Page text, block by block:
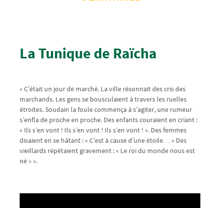
La Tunique de Raïcha
« C’était un jour de marché. La ville résonnait des cris des
marchands. Les gens se bousculaient à travers les ruelles
étroites. Soudain la foule commença à s’agiter, une rumeur
s’enfla de proche en proche. Des enfants couraient en criant :
« Ils s’en vont ! Ils s’en vont ! Ils s’en vont ! ». Des femmes
disaient en se hâtant : « C’est à cause d’une étoile… » Des
vieillards répétaient gravement : « Le roi du monde nous est
né » ».